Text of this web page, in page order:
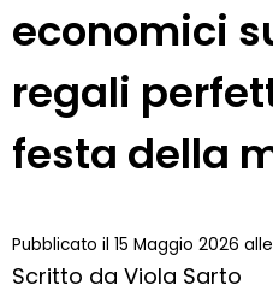
economici
regali
festa della
Pubblicato il 15 Maggio 2026
Scritto da Viola Sarto